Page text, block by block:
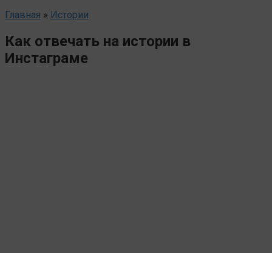
Главная » Истории
Как отвечать на истории в
Инстаграме